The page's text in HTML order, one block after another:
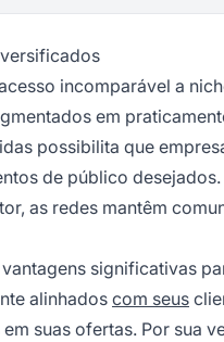
incomparável a
em
possibilita que
de público
as redes mantêm
significativas
alinhados com seus
suas ofertas. Por sua